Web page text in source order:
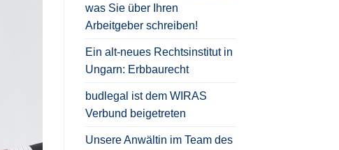
was Sie über Ihren
Arbeitgeber schreiben!
Ein alt-neues Rechtsinstitut in
Ungarn: Erbbaurecht
budlegal ist dem WIRAS
Verbund beigetreten
Unsere Anwältin im Team des